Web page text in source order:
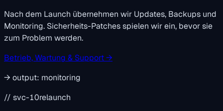
Nach dem Launch übernehmen wir Updates, Backups und
Monitoring. Sicherheits-Patches spielen wir ein, bevor sie
zum Problem werden.
Betrieb, Wartung & Support →
→ output: monitoring
// svc-10relaunch